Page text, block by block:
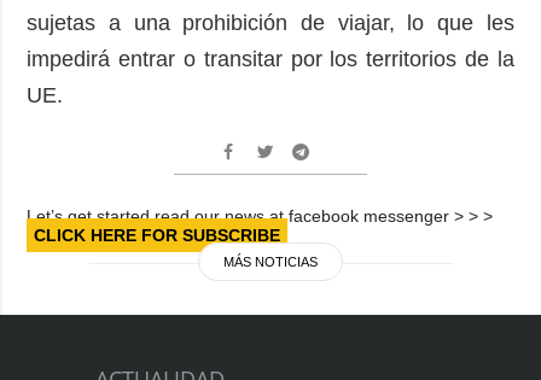
sujetas a una prohibición de viajar, lo que les
impedirá entrar o transitar por los territorios de la
UE.
Let’s get started read our news at facebook messenger > > >
CLICK HERE FOR SUBSCRIBE
MÁS NOTICIAS